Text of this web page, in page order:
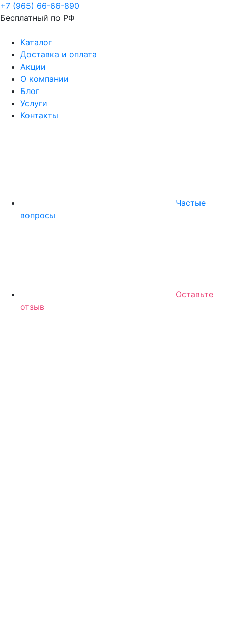
+7 (965) 66-66-890
Бесплатный по РФ
Каталог
Доставка и оплата
Акции
О компании
Блог
Услуги
Контакты
Частые
вопросы
Оставьте
отзыв